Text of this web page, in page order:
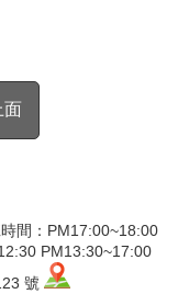
面
間：PM17:00~18:00
PM13:30~17:00
號